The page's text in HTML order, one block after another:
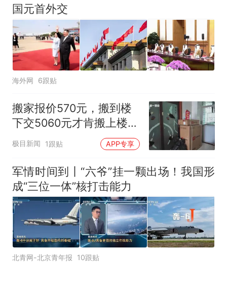
国元首外交
海外网 6跟贴
搬家报价570元，搬到楼
下交5060元才肯搬上楼！
女子傻眼了
极目新闻 1跟贴 APP专享
军情时间到丨“六爷”挂一颗出场！我国形
成“三位一体”核打击能力
北青网-北京青年报 10跟贴